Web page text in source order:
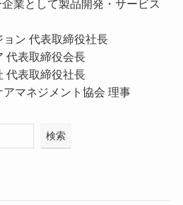
業として製品開発・サービス
ョン 代表取締役社長
代表取締役会長
代表取締役社長
アマネジメント協会 理事
検索